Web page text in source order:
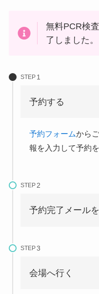
無料PCR検
了しました。
STEP
予約する
予約フォームから
報を入力して予約
STEP
予約完了メール
STEP
会場へ行く